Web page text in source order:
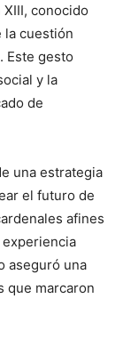
conocido
la cuestión
Este gesto
y la
de
una estrategia
el futuro de
afines
aseguró una
que marcaron